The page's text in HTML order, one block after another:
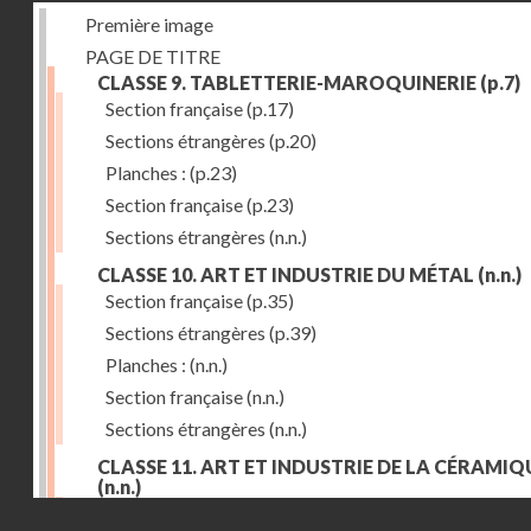
Première image
PAGE DE TITRE
CLASSE 9. TABLETTERIE-MAROQUINERIE (p.7)
Section française(p.17)
Sections étrangères (p.20)
Planches : (p.23)
Section française(p.23)
Sections étrangères (n.n.)
CLASSE 10. ART ET INDUSTRIE DU MÉTAL (n.n.)
Section française(p.35)
Sections étrangères (p.39)
Planches : (n.n.)
Section française(n.n.)
Sections étrangères (n.n.)
CLASSE 11. ART ET INDUSTRIE DE LA
(n.n.)